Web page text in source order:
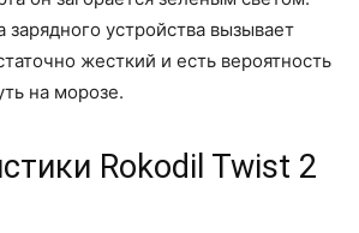
зарядного устройства вызывает
жесткий и есть вероятность
на морозе.
Rokodil Twist 2